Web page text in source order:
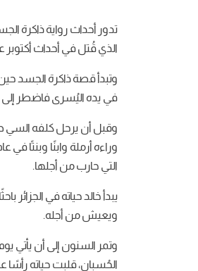
تدور أحداث رواية ذاكرة
الذي قُتل في أحداث أكتوبر عام 1988م، وعند عودته يبدأ بكتابة مذكراته ليحكي فيها قصة الحب
وتبدأ قصة ذاكرة الجسد
في يده اليُسرى فاضطر إلى
وقبل أن يرحل كلفه السي
التي حارب من أجلها.
يبدأ خالد حياته في
ويعيش من أجله.
وتمر السنون إلى أن يأتي
الحُسبان، قلبت حياته